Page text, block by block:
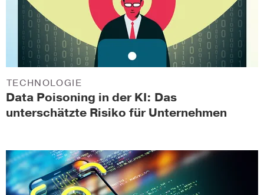
Data Poisoning in der KI: Das
unterschätzte Risiko für Unternehmen
TECHNOLOGIE